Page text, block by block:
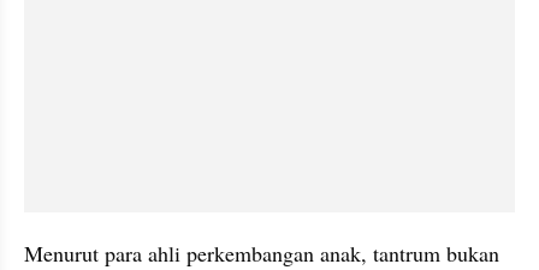
Menurut para ahli perkembangan anak, tantrum bukan